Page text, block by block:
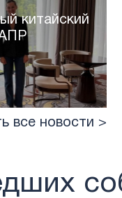
китайский
АПР
все новости >